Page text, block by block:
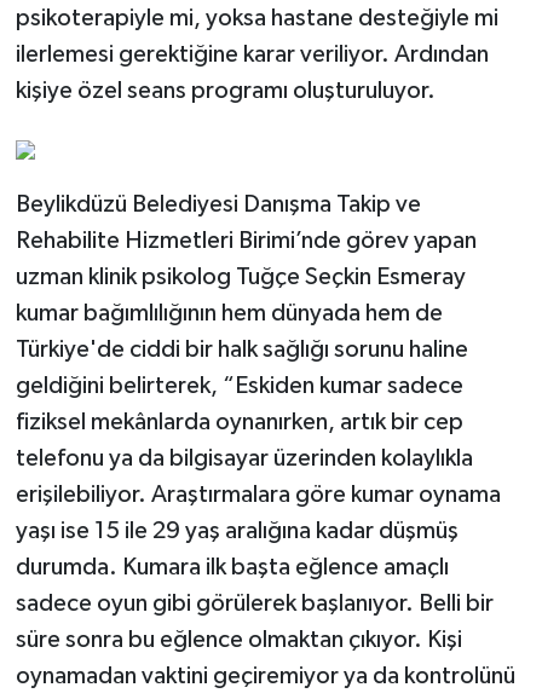
psikoterapiyle mi, yoksa hastane desteğiyle mi
ilerlemesi gerektiğine karar veriliyor. Ardından
kişiye özel seans programı oluşturuluyor.
Beylikdüzü Belediyesi Danışma Takip ve
Rehabilite Hizmetleri Birimi’nde görev yapan
uzman klinik psikolog Tuğçe Seçkin Esmeray
kumar bağımlılığının hem dünyada hem de
Türkiye'de ciddi bir halk sağlığı sorunu haline
geldiğini belirterek, “Eskiden kumar sadece
fiziksel mekânlarda oynanırken, artık bir cep
telefonu ya da bilgisayar üzerinden kolaylıkla
erişilebiliyor. Araştırmalara göre kumar oynama
yaşı ise 15 ile 29 yaş aralığına kadar düşmüş
durumda. Kumara ilk başta eğlence amaçlı
sadece oyun gibi görülerek başlanıyor. Belli bir
süre sonra bu eğlence olmaktan çıkıyor. Kişi
oynamadan vaktini geçiremiyor ya da kontrolünü